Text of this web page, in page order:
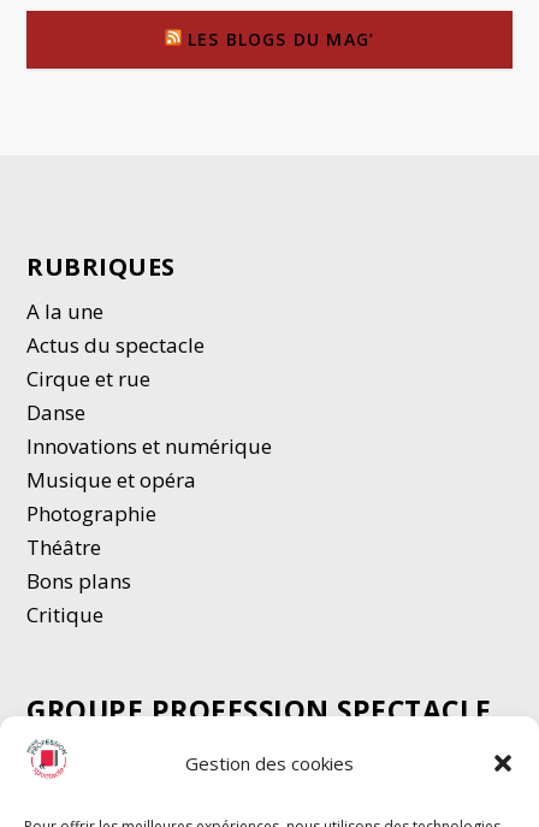
Gestion des cookies
LES BLOGS DU MAG’
RUBRIQUES
A la une
Actus du spectacle
Cirque et rue
Danse
Innovations et numérique
Musique et opéra
Photographie
Théâtre
Bons plans
Critique
GROUPE PROFESSION SPECTACLE
Chèque Intermittents